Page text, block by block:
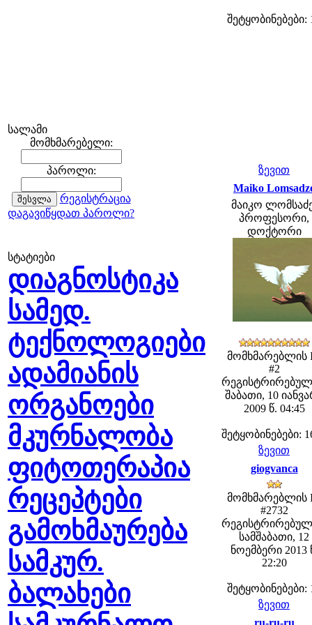
სალამი
მომხმარებელი:
პაროლი:
რეგისტრაცია
დაგავიწყდათ პაროლი?
სტატიები
დიაგნოსტიკა
სამედ.
ტექნოლოგიები
ადამიანის
ორგანოები
მკურნალობა
ფიტოთერაპია
რეცეპტები
გამოხმაურება
სამკურ.
ბალახები
შეტყობინებები:
ზევით
Maiko
მაიკო
პროფესორი,
დოქტორი
მომხმარებლის
#2
შაბათი, 10
2009 წ. 04:45
შეტყობინებები:
ზევით
giogvanca
მომხმარებლის
#2732
სამშაბათი, 12
ნოემბერი 2013
22:20
შეტყობინებები:
ზევით
ru-ru-ru